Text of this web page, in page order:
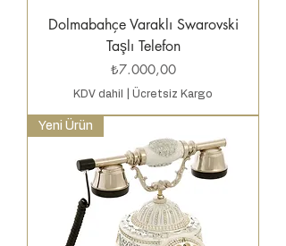
Dolmabahçe Varaklı Swarovski
Taşlı Telefon
Fiyat
₺7.000,00
KDV dahil Ücretsiz Kargo
Yeni Ürün